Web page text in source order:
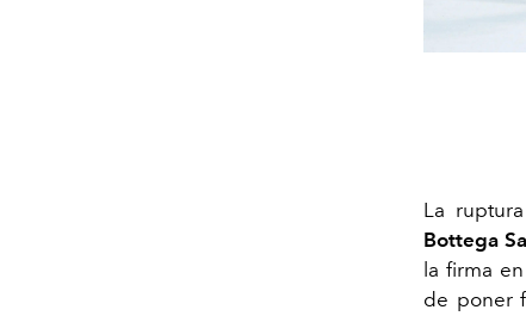
La
Bottega
la firma en
de poner